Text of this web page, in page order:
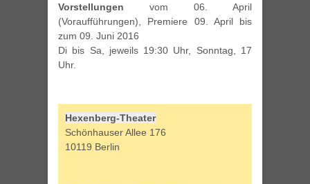
Vorstellungen vom 06. April
(Voraufführungen), Premiere 09. April bis
zum 09. Juni 2016
Di bis Sa, jeweils 19:30 Uhr, Sonntag, 17
Uhr.
Hexenberg-Theater
Schönhauser Allee 176
10119 Berlin